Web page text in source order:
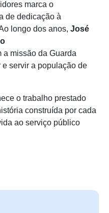
marca o
de dedicação à
longo dos anos, José
a missão da Guarda
e servir a população de
o trabalho prestado
construída por cada
ao serviço público